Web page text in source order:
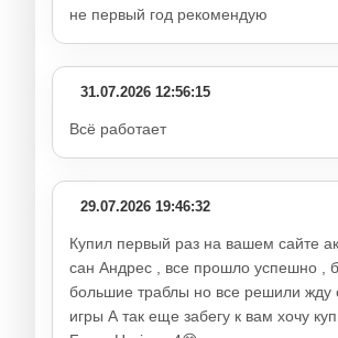
не первый год рекомендую
31.07.2026 12:56:15
Всё работает
29.07.2026 19:46:32
Купил первый раз на вашем сайте
сан Андрес , все прошло успешно ,
большие траблы но все решили жду
игры А так еще забегу к вам хочу